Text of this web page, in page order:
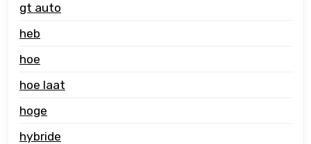
gt auto
heb
hoe
hoe laat
hoge
hybride